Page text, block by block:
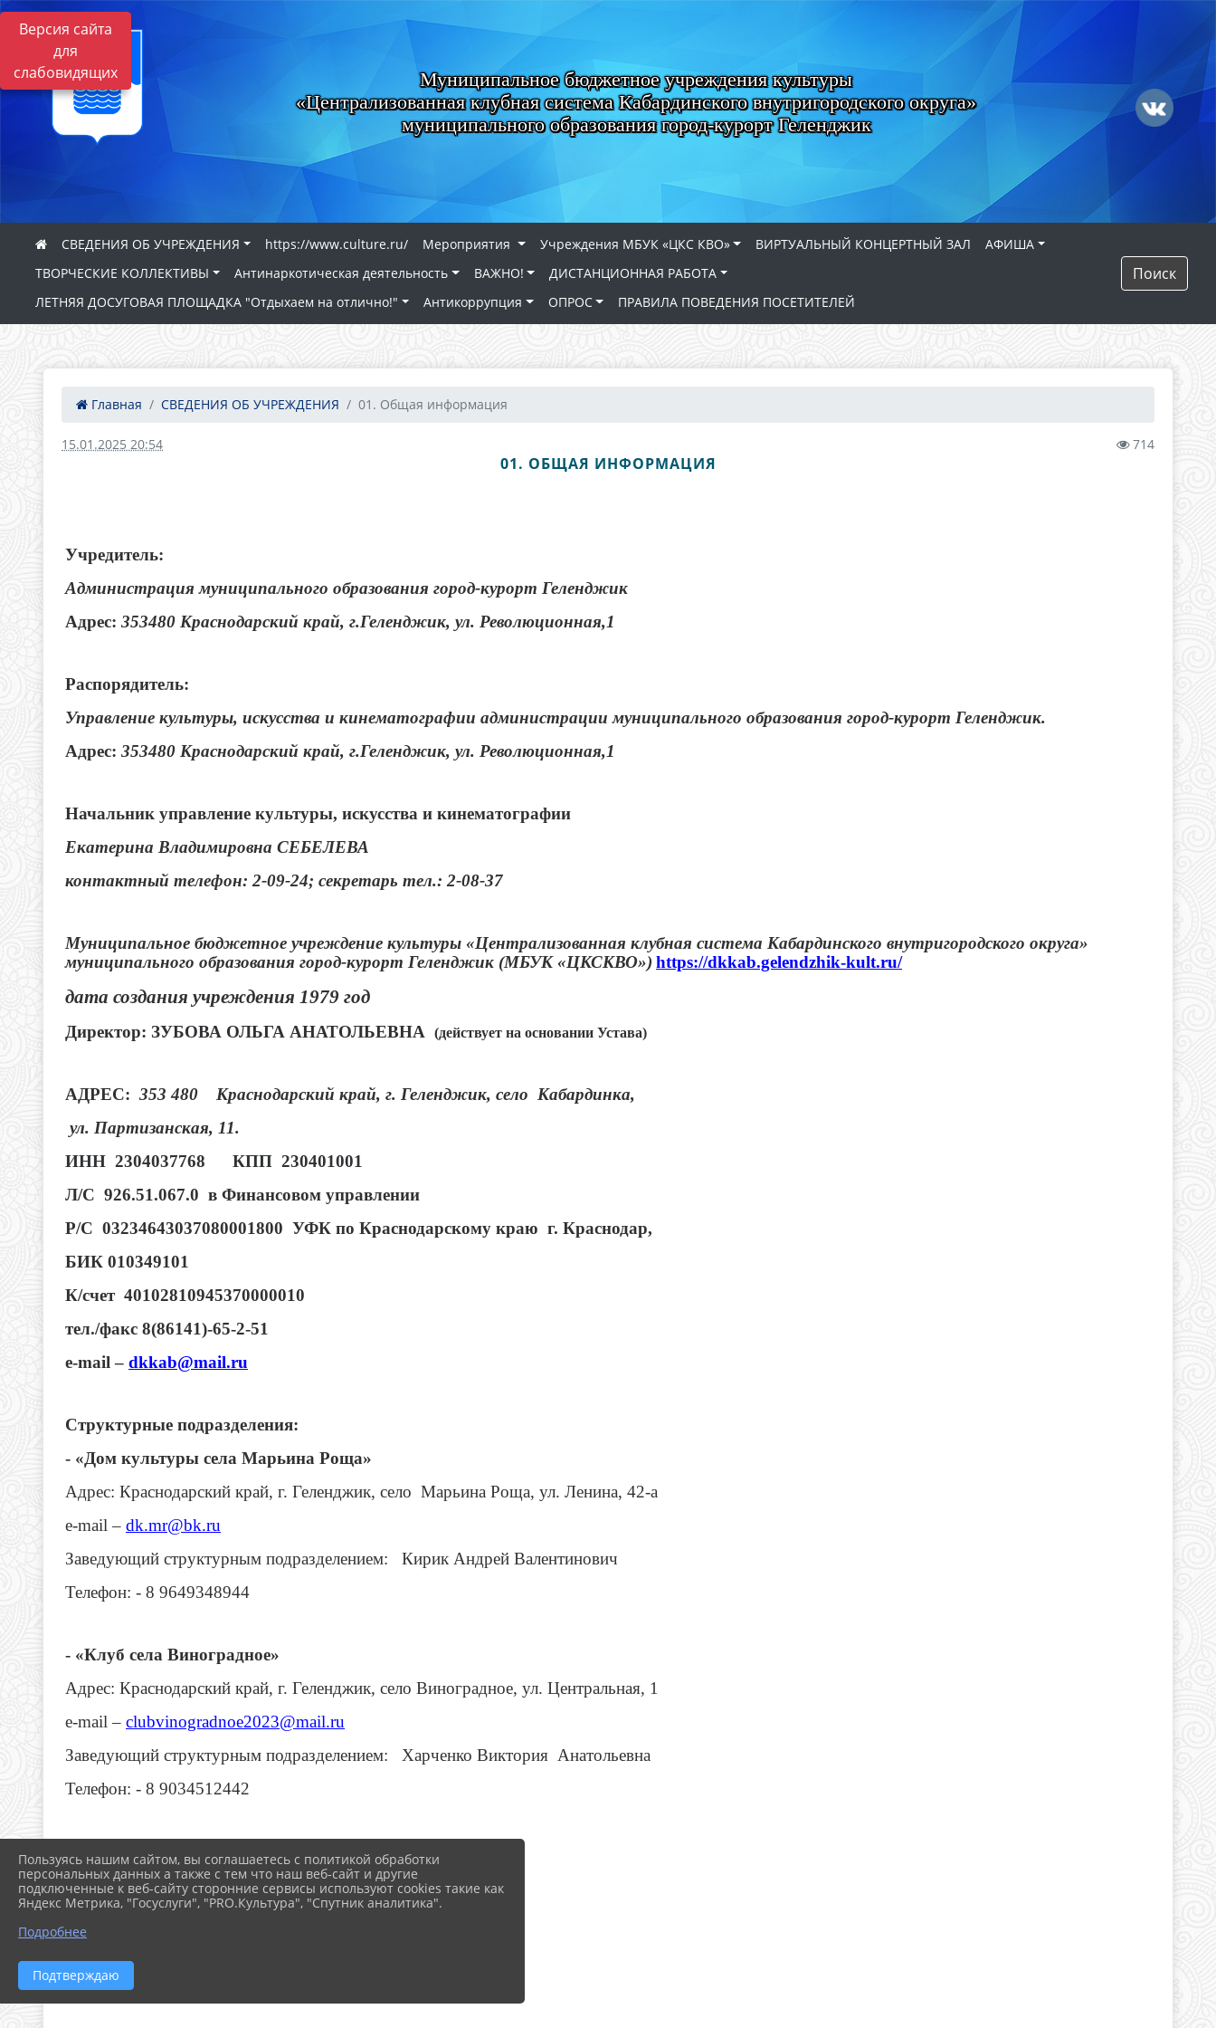
Версия сайта
для
слабовидящих
Муниципальное бюджетное учреждения культуры
«Централизованная клубная система Кабардинского внутригородского округа»
муниципального образования город-курорт Геленджик
СВЕДЕНИЯ ОБ УЧРЕЖДЕНИЯ https://www.culture.ru/ Мероприятия Учреждения МБУК «ЦКС КВО» ВИРТУАЛЬНЫЙ КОНЦЕРТНЫЙ ЗАЛ
АФИША
ТВОРЧЕСКИЕ КОЛЛЕКТИВЫ
Антинаркотическая деятельность ВАЖНО!
ДИСТАНЦИОННАЯ РАБОТА
ЛЕТНЯЯ ДОСУГОВАЯ ПЛОЩАДКА "Отдыхаем на отлично!"
Антикоррупция ОПРОС ПРАВИЛА ПОВЕДЕНИЯ ПОСЕТИТЕЛЕЙ
Поиск
Главная СВЕДЕНИЯ ОБ УЧРЕЖДЕНИЯ 01. Общая информация
15.01.2025 20:54 714
01. ОБЩАЯ ИНФОРМАЦИЯ
Учредитель:
Администрация муниципального образования город-курорт Геленджик
Адрес: 353480 Краснодарский край, г.Геленджик, ул. Революционная,1
Распорядитель:
Управление культуры, искусства и кинематографии администрации муниципального образования город-курорт Геленджик.
Адрес: 353480 Краснодарский край, г.Геленджик, ул. Революционная,1
Начальник управление культуры, искусства и кинематографии
Екатерина Владимировна СЕБЕЛЕВА
контактный телефон: 2-09-24; секретарь тел.: 2-08-37
Муниципальное бюджетное учреждение культуры «Централизованная клубная система Кабардинского внутригородского округа»
муниципального образования город-курорт Геленджик (МБУК «ЦКСКВО») https://dkkab.gelendzhik-kult.ru/
дата создания учреждения 1979 год
Директор: ЗУБОВА ОЛЬГА АНАТОЛЬЕВНА (действует на основании Устава)
АДРЕС: 353 480 Краснодарский край, г. Геленджик, село Кабардинка,
ул. Партизанская, 11.
ИНН 2304037768 КПП 230401001
Л/С 926.51.067.0 в Финансовом управлении
Р/С 03234643037080001800 УФК по Краснодарскому краю г. Краснодар,
БИК 010349101
К/счет 40102810945370000010
тел./факс 8(86141)-65-2-51
е-mail – dkkab@mail.ru
Структурные подразделения:
- «Дом культуры села Марьина Роща»
Адрес: Краснодарский край, г. Геленджик, село Марьина Роща, ул. Ленина, 42-а
е-mail – dk.mr@bk.ru
Заведующий структурным подразделением: Кирик Андрей Валентинович
Телефон: - 8 9649348944
- «Клуб села Виноградное»
Адрес: Краснодарский край, г. Геленджик, село Виноградное, ул. Центральная, 1
е-mail – clubvinogradnoe2023@mail.ru
Заведующий структурным подразделением: Харченко Виктория Анатольевна
Телефон: - 8 9034512442
Пользуясь нашим сайтом, вы соглашаетесь с политикой обработки
персональных данных а также с тем что наш веб-сайт и другие
подключенные к веб-сайту сторонние сервисы используют cookies такие как
Яндекс Метрика, "Госуслуги", "PRO.Культура", "Спутник аналитика".
Подробнее
Подтверждаю